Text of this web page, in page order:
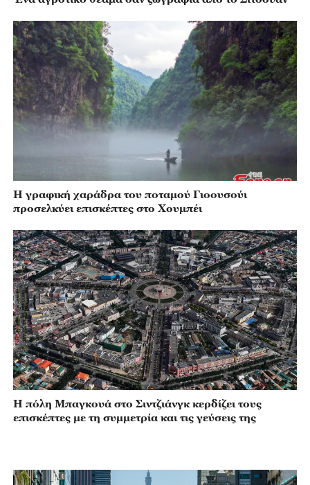
Η γραφική χαράδρα του ποταμού Γιοουσούι
προσελκύει επισκέπτες στο Χουμπέι
Η πόλη Μπαγκουά στο Σιντζιάνγκ κερδίζει τους
επισκέπτες με τη συμμετρία και τις γεύσεις της